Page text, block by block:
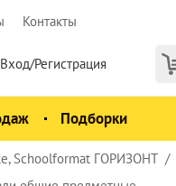
Контакты
Вход/Регистрация
Подборки
Schoolformat ГОРИЗОНТ